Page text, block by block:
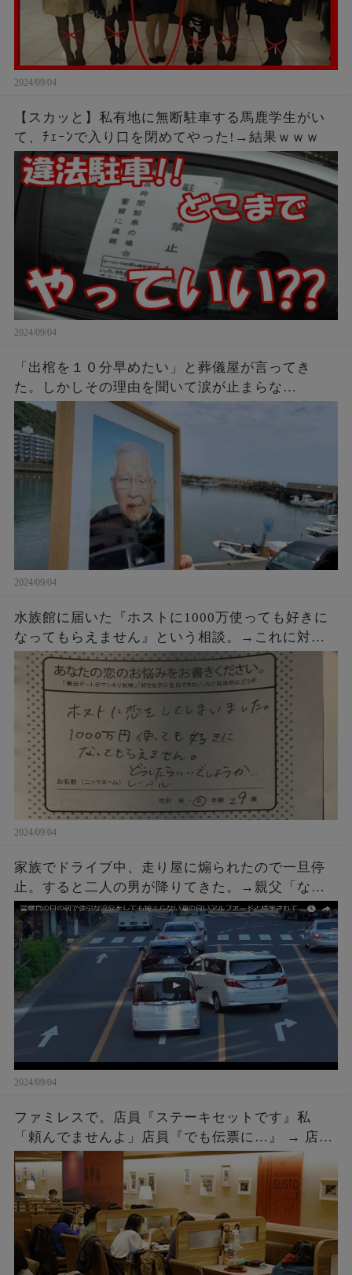
2024/09/04
【スカッと】私有地に無断駐車する馬鹿学生がい
て、ﾁｪｰﾝで入り口を閉めてやった!→結果ｗｗｗ
2024/09/04
「出棺を１０分早めたい」と葬儀屋が言ってき
た。しかしその理由を聞いて涙が止まらな
い・・・
2024/09/04
水族館に届いた『ホストに1000万使っても好きに
なってもらえません』という相談。→これに対す
るクラゲ担当の飼育員からの回答が素晴らしすぎ
た・・・
2024/09/04
家族でドライブ中、走り屋に煽られたので一旦停
止。すると二人の男が降りてきた。→親父「なん
や、なんかあったんかい？」こちらも車を降りて
話しかけに行った結果ｗｗｗ
2024/09/04
ファミレスで。店員『ステーキセットです』私
「頼んでませんよ」店員『でも伝票に…』 → 店員
『５２００円です』私「は？」店員『伝票に～』
→ 結果…